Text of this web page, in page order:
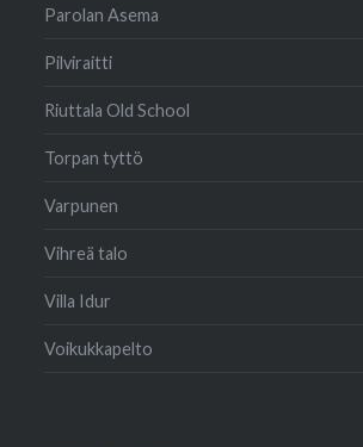
Parolan Asema
Pilviraitti
Riuttala Old School
Torpan tyttö
Varpunen
Vihreä talo
Villa Idur
Voikukkapelto